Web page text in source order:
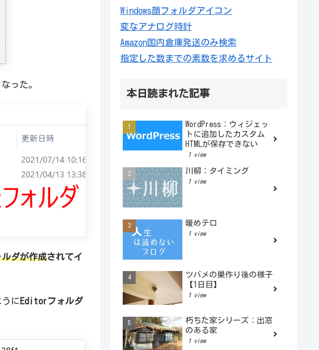
った。
ダが作成されてイ
に Editorフォルダ
Windows顔フォルダアイコン
変なアナログ時計
Amazon国内倉庫発送のみ検索
指定した数までの素数を求めるサイト
本日読まれた記事
WordPress：ウィジェッ
トに追加したカスタム
HTMLが保存できない
1 view
川柳：タイミング
1 view
暖めテロ
1 view
ツバメの巣作り後の様子
【1日目】
1 view
朽ちた家シリーズ：出窓
のある家
1 view